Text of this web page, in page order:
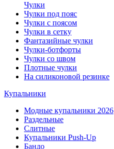
Чулки
Чулки под пояс
Чулки с поясом
Чулки в сетку
Фантазийные чулки
Чулки-ботфорты
Чулки со швом
Плотные чулки
На силиконовой резинке
Купальники
Модные купальники 2026
Раздельные
Слитные
Купальники Push-Up
Бандо